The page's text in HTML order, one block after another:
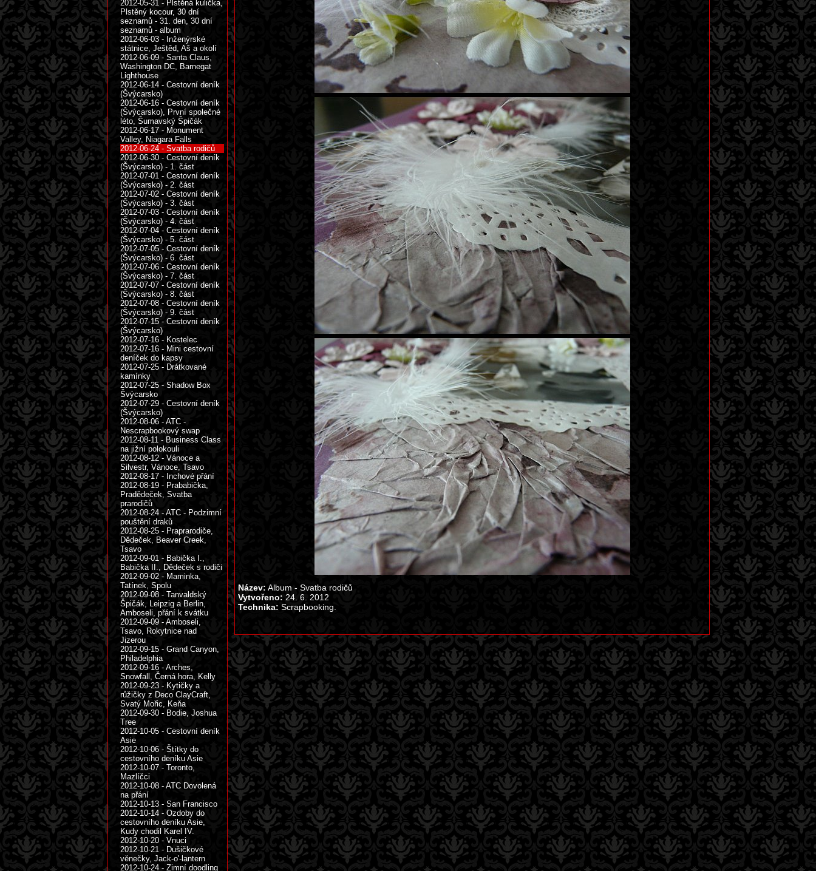
Název: Album - Svatba rodičů
Vytvořeno: 24. 6. 2012
Technika: Scrapbooking.
2012-05-31 - Plstěná kulička,
Plstěný kocour, 30 dní
seznamů - 31. den, 30 dní
seznamů - album
2012-06-03 - Inženýrské
státnice, Ještěd, Aš a okolí
2012-06-09 - Santa Claus,
Washington DC, Barnegat
Lighthouse
2012-06-14 - Cestovní deník
(Švýcarsko)
2012-06-16 - Cestovní deník
(Švýcarsko), První společné
léto, Šumavský Špičák
2012-06-17 - Monument
Valley, Niagara Falls
2012-06-24 - Svatba rodičů
2012-06-30 - Cestovní deník
(Švýcarsko) - 1. část
2012-07-01 - Cestovní deník
(Švýcarsko) - 2. část
2012-07-02 - Cestovní deník
(Švýcarsko) - 3. část
2012-07-03 - Cestovní deník
(Švýcarsko) - 4. část
2012-07-04 - Cestovní deník
(Švýcarsko) - 5. část
2012-07-05 - Cestovní deník
(Švýcarsko) - 6. část
2012-07-06 - Cestovní deník
(Švýcarsko) - 7. část
2012-07-07 - Cestovní deník
(Švýcarsko) - 8. část
2012-07-08 - Cestovní deník
(Švýcarsko) - 9. část
2012-07-15 - Cestovní deník
(Švýcarsko)
2012-07-16 - Kostelec
2012-07-16 - Mini cestovní
deníček do kapsy
2012-07-25 - Drátkované
kamínky
2012-07-25 - Shadow Box
Švýcarsko
2012-07-29 - Cestovní deník
(Švýcarsko)
2012-08-06 - ATC -
Nescrapbookový swap
2012-08-11 - Business Class
na jižní polokouli
2012-08-12 - Vánoce a
Silvestr, Vánoce, Tsavo
2012-08-17 - Inchové přání
2012-08-19 - Prababička,
Pradědeček, Svatba
prarodičů
2012-08-24 - ATC - Podzimní
pouštění draků
2012-08-25 - Praprarodiče,
Dědeček, Beaver Creek,
Tsavo
2012-09-01 - Babička I.,
Babička II., Dědeček s rodiči
2012-09-02 - Maminka,
Tatínek, Spolu
2012-09-08 - Tanvaldský
Špičák, Leipzig a Berlin,
Amboseli, přání k svátku
2012-09-09 - Amboseli,
Tsavo, Rokytnice nad
Jizerou
2012-09-15 - Grand Canyon,
Philadelphia
2012-09-16 - Arches,
Snowfall, Černá hora, Kelly
2012-09-23 - Kytičky a
růžičky z Deco ClayCraft,
Svatý Mořic, Keňa
2012-09-30 - Bodie, Joshua
Tree
2012-10-05 - Cestovní deník
Asie
2012-10-06 - Štítky do
cestovního deníku Asie
2012-10-07 - Toronto,
Mazlíčci
2012-10-08 - ATC Dovolená
na přání
2012-10-13 - San Francisco
2012-10-14 - Ozdoby do
cestovního deníku Asie,
Kudy chodil Karel IV.
2012-10-20 - Vnuci
2012-10-21 - Dušičkové
věnečky, Jack-o'-lantern
2012-10-24 - Zimní doodling